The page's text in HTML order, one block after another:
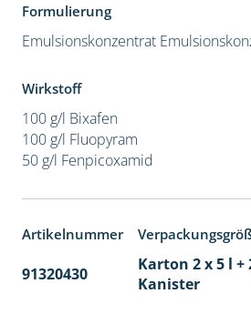
Formulierung
Emulsionskonzentrat
Wirkstoff
100 g/l Bixafen
100 g/l Fluopyram
50 g/l Fenpicoxamid
Artikelnummer
91320430
Karton 2 x 5 l +
Kanister